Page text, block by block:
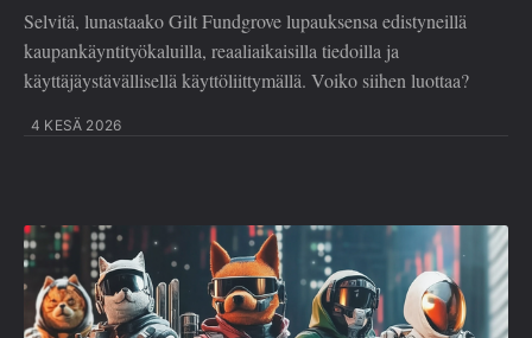
Selvitä, lunastaako Gilt Fundgrove lupauksensa edistyneillä
kaupankäyntityökaluilla, reaaliaikaisilla tiedoilla ja
käyttäjäystävällisellä käyttöliittymällä. Voiko siihen luottaa?
4 KESÄ 2026